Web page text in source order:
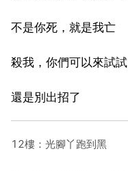
不是你死，就是我亡
殺我，你們可以來試試
還是別出招了
12樓：光腳丫跑到黑